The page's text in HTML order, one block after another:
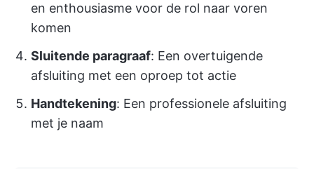
en enthousiasme voor de rol naar voren
komen
Sluitende paragraaf: Een overtuigende
afsluiting met een oproep tot actie
Handtekening: Een professionele afsluiting
met je naam